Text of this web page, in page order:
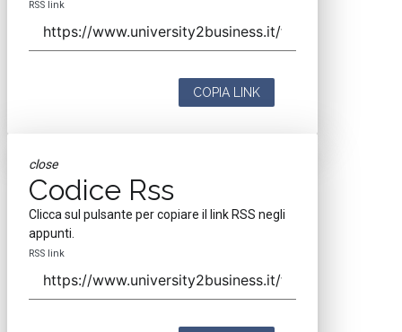
RSS link
COPIA LINK
close
Codice Rss
Clicca sul pulsante per copiare il link RSS negli
appunti.
RSS link